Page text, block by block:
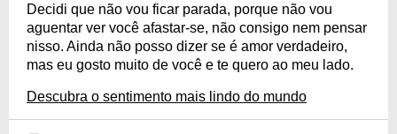
Decidi que não vou ficar parada, porque não vou
aguentar ver você afastar-se, não consigo nem pensar
nisso. Ainda não posso dizer se é amor verdadeiro,
mas eu gosto muito de você e te quero ao meu lado.
Descubra o sentimento mais lindo do mundo